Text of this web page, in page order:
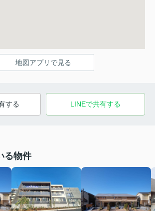
地図アプリで見る
する LINEで共有する
る物件